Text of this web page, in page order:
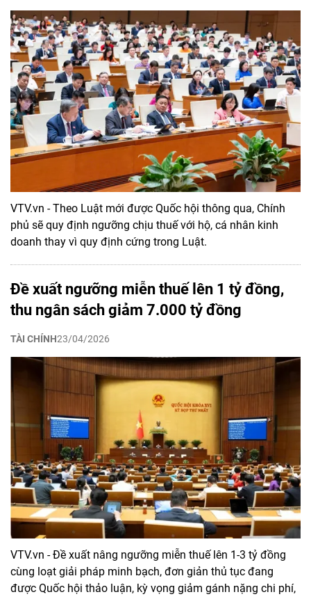
VTV.vn - Theo Luật mới được Quốc hội thông qua, Chính
phủ sẽ quy định ngưỡng chịu thuế với hộ, cá nhân kinh
doanh thay vì quy định cứng trong Luật.
Đề xuất ngưỡng miễn thuế lên 1 tỷ đồng,
thu ngân sách giảm 7.000 tỷ đồng
TÀI CHÍNH23/04/2026
VTV.vn - Đề xuất nâng ngưỡng miễn thuế lên 1-3 tỷ đồng
cùng loạt giải pháp minh bạch, đơn giản thủ tục đang
được Quốc hội thảo luận, kỳ vọng giảm gánh nặng chi phí,